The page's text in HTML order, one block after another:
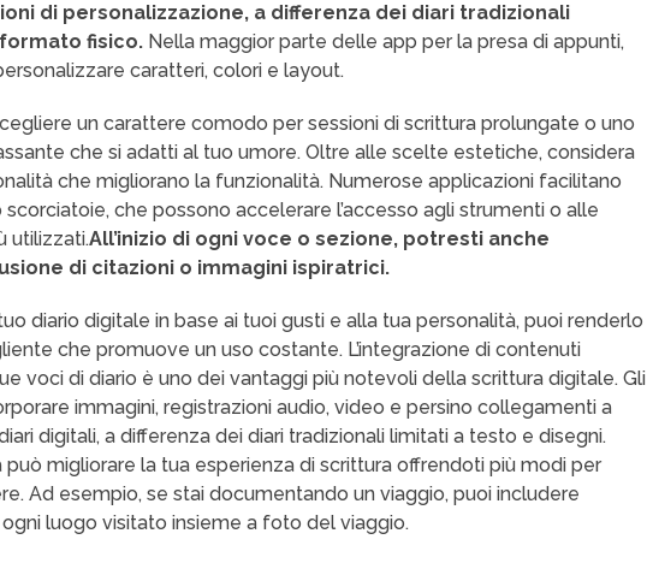
di personalizzazione, a differenza dei diari tradizionali
fisico. Nella maggior parte delle app per la presa di appunti,
caratteri, colori e layout.
un carattere comodo per sessioni di scrittura prolungate o uno
che si adatti al tuo umore. Oltre alle scelte estetiche, considera
che migliorano la funzionalità. Numerose applicazioni facilitano
scorciatoie, che possono accelerare l’accesso agli strumenti o alle
utilizzati.All’inizio di ogni voce o sezione, potresti anche
di citazioni o immagini ispiratrici.
diario digitale in base ai tuoi gusti e alla tua personalità, puoi renderlo
che promuove un uso costante. L’integrazione di contenuti
voci di diario è uno dei vantaggi più notevoli della scrittura digitale. Gli
immagini, registrazioni audio, video e persino collegamenti a
digitali, a differenza dei diari tradizionali limitati a testo e disegni.
migliorare la tua esperienza di scrittura offrendoti più modi per
Ad esempio, se stai documentando un viaggio, puoi includere
luogo visitato insieme a foto del viaggio.